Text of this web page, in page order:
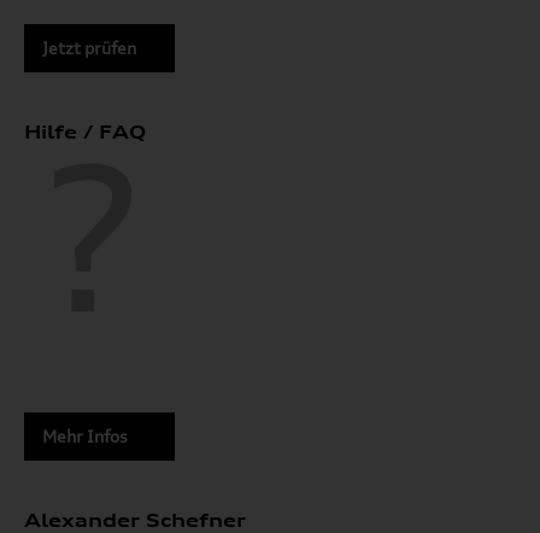
Jetzt prüfen
Hilfe / FAQ
Mehr Infos
Alexander Schefner